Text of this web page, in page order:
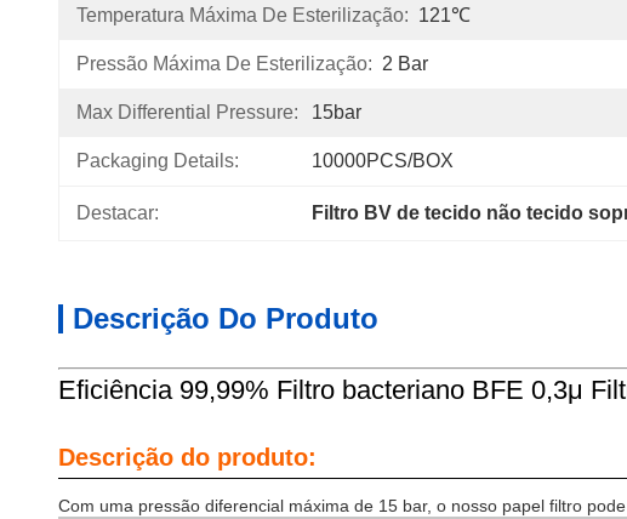
Temperatura Máxima De Esterilização: 121℃
Pressão Máxima De Esterilização: 2 Bar
Max Differential Pressure: 15bar
Packaging Details: 10000PCS/BOX
Destacar: Filtro BV de tecido não tecido
Descrição Do Produto
Eficiência 99,99% Filtro bacteriano BFE 0,3μ
Descrição do produto:
Com uma pressão diferencial máxima de 15 bar, o nosso papel filtro